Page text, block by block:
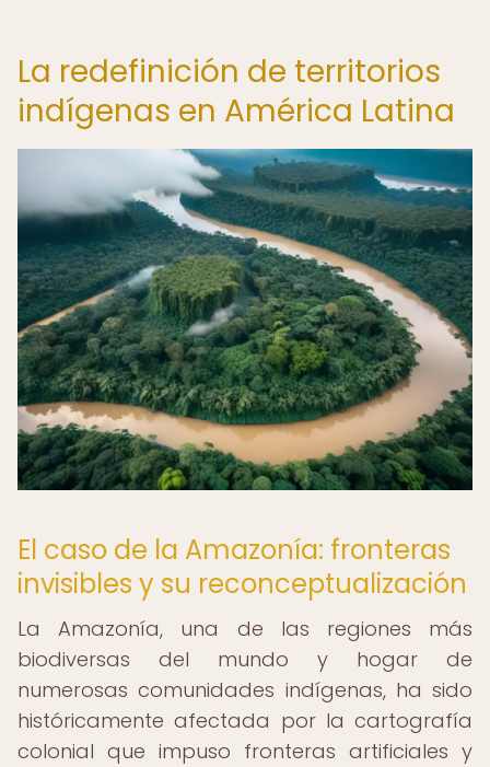
La redefinición de territorios
indígenas en América Latina
El caso de la Amazonía: fronteras
invisibles y su reconceptualización
La Amazonía, una de las regiones más
biodiversas del mundo y hogar de
numerosas comunidades indígenas, ha sido
históricamente afectada por la cartografía
colonial que impuso fronteras artificiales y